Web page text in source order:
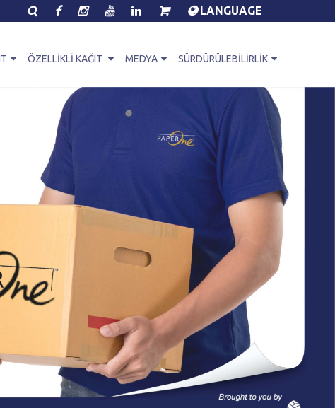
LANGUAGE
ÖZELLIKLI KAĞIT
Kağıt Ürün Yelpazesi
Script
Bag
Base
MEDYA
PaperOne™ Bülteni
Kurumsal Videolar
İndirmeler
SÜRDÜRÜLEBILIRLIK
Çevre ve Toplum
PEFC
Global Ecolabel